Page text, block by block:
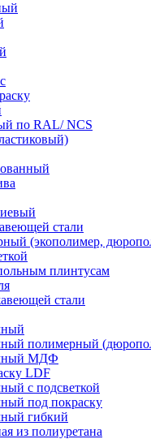
по RAL/ NCS
стали
(экополимер,
плинтусам
стали
полимерный
МДФ
LDF
с подсветкой
под покраску
гибкий
из полиуретана